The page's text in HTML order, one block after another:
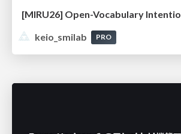
keio_smilab
PRO